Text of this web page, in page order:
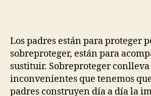
Los padres están para proteger
sobreproteger, están para
sustituir. Sobreproteger
inconvenientes que tenemos
padres construyen día a día la